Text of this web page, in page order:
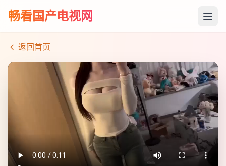
畅看国产电视网
返回首页